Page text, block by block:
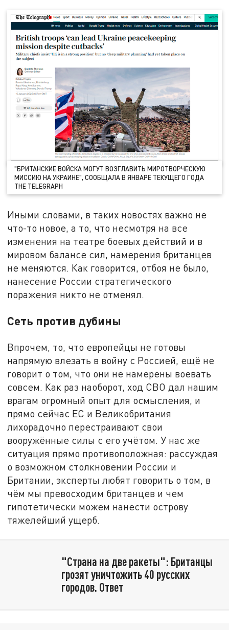
"БРИТАНСКИЕ ВОЙСКА МОГУТ ВОЗГЛАВИТЬ МИРОТВОРЧЕСКУЮ
МИССИЮ НА УКРАИНЕ", СООБЩАЛА В ЯНВАРЕ ТЕКУЩЕГО ГОДА
THE TELEGRAPH
Иными словами, в таких новостях важно не
что-то новое, а то, что несмотря на все
изменения на театре боевых действий и в
мировом балансе сил, намерения британцев
не меняются. Как говорится, отбоя не было,
нанесение России стратегического
поражения никто не отменял.
Сеть против дубины
Впрочем, то, что европейцы не готовы
напрямую влезать в войну с Россией, ещё не
говорит о том, что они не намерены воевать
совсем. Как раз наоборот, ход СВО дал нашим
врагам огромный опыт для осмысления, и
прямо сейчас ЕС и Великобритания
лихорадочно перестраивают свои
вооружённые силы с его учётом. У нас же
ситуация прямо противоположная: рассуждая
о возможном столкновении России и
Британии, эксперты любят говорить о том, в
чём мы превосходим британцев и чем
гипотетически можем нанести острову
тяжелейший ущерб.
"Страна на две ракеты": Британцы
грозят уничтожить 40 русских
городов. Ответ